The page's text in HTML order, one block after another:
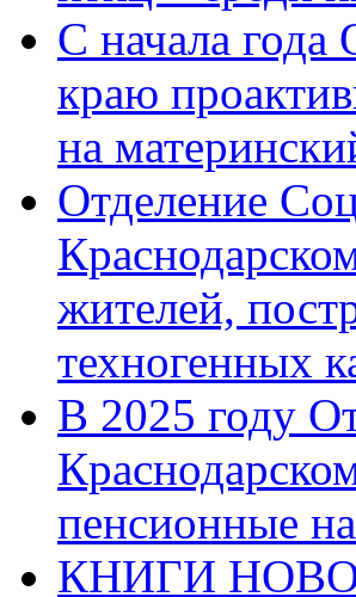
С начала
краю
на
Отделение
жителей,
техногенных
В 2025 году
пенсионные
КНИГИ